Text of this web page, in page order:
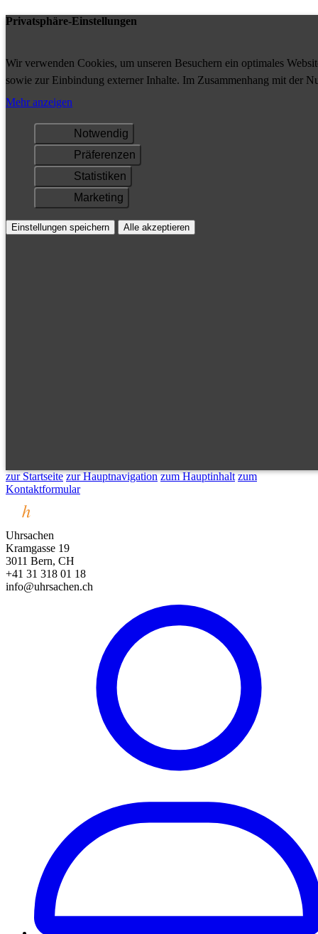
Privatsphäre-Einstellungen
Wir verwenden Cookies, um unseren Besuchern ein optimales
sowie zur Einbindung externer Inhalte. Im Zusammenhang mit der
Ihrem Gerät gespeichert und/oder abgerufen.
Mehr anzeigen
Notwendig
Präferenzen
Statistiken
Marketing
Einstellungen speichern Alle akzeptieren
zur Startseite zur Hauptnavigation zum Hauptinhalt zum
Kontaktformular
Uhrsachen
Kramgasse 19
3011 Bern, CH
+41 31 318 01 18
info@uhrsachen.ch